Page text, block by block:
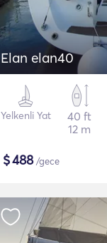
Elan elan40
Yelkenli Yat
40 ft
12 m
$488/gece